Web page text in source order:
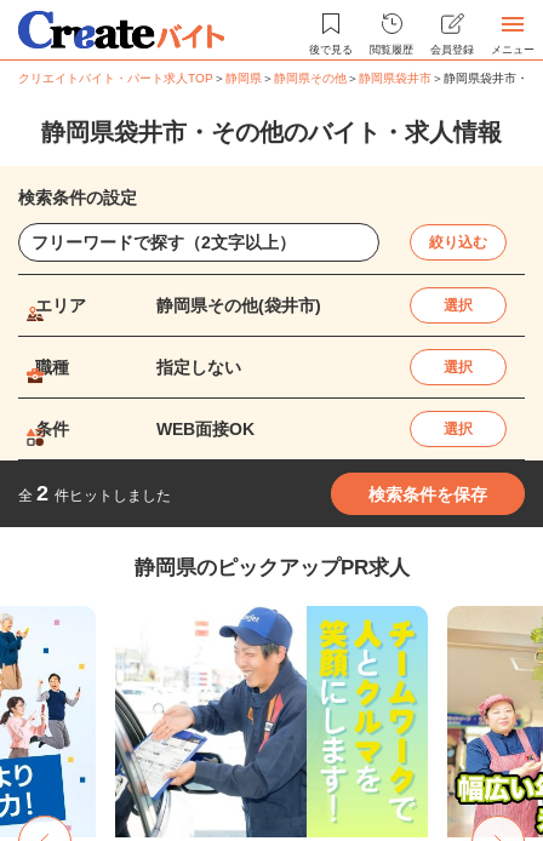
後で見る 閲覧履歴 会員登録 メニュー
クリエイトバイト・パート求人TOP ＞静岡県＞静岡県その他＞静岡県袋井市＞静岡県袋井市・
静岡県袋井市・その他のバイト・求人情報
検索条件の設定
絞り込む
エリア 静岡県その他(袋井市) 選択
職種 指定しない 選択
条件 WEB面接OK 選択
全 2 件ヒットしました 検索条件を保存
静岡県のピックアップPR求人